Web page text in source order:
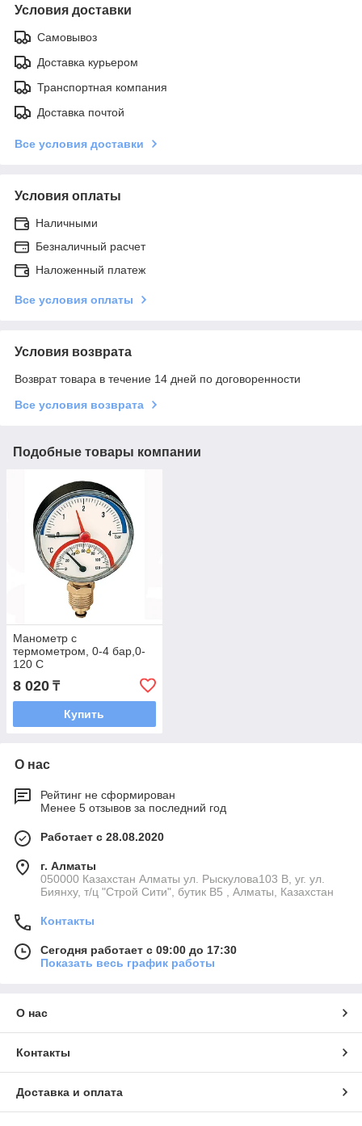
Условия доставки
Самовывоз
Доставка курьером
Транспортная компания
Доставка почтой
Все условия доставки
Условия оплаты
Наличными
Безналичный расчет
Наложенный платеж
Все условия оплаты
Условия возврата
Возврат товара в течение 14 дней по договоренности
Все условия возврата
Подобные товары компании
Манометр с
термометром, 0-4 бар,0-
120 С
8 020 ₸
Купить
О нас
Рейтинг не сформирован
Менее 5 отзывов за последний год
Работает с 28.08.2020
г. Алматы
050000 Казахстан Алматы ул. Рыскулова103 В, уг. ул.
Биянху, т/ц "Строй Сити", бутик В5 , Алматы, Казахстан
Контакты
Сегодня работает с 09:00 до 17:30
Показать весь график работы
О нас
Контакты
Доставка и оплата